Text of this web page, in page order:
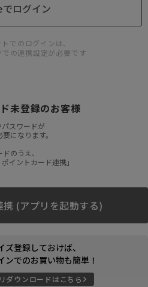
ログイン
でのログインは、
の連携設定が必要です
未登録のお客様
スワードが
になります。
のうえ、
イントカード連携」
(アプリを起動する)
ズ登録しておけば、
ンでのお買い物も簡単！
ダウンロードはこちら